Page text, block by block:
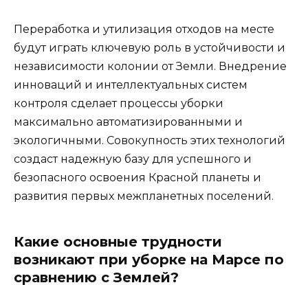
Переработка и утилизация отходов на месте
будут играть ключевую роль в устойчивости и
независимости колонии от Земли. Внедрение
инноваций и интеллектуальных систем
контроля сделает процессы уборки
максимально автоматизированными и
экологичными. Совокупность этих технологий
создаст надежную базу для успешного и
безопасного освоения Красной планеты и
развития первых межпланетных поселений.
Какие основные трудности
возникают при уборке на Марсе по
сравнению с Землей?